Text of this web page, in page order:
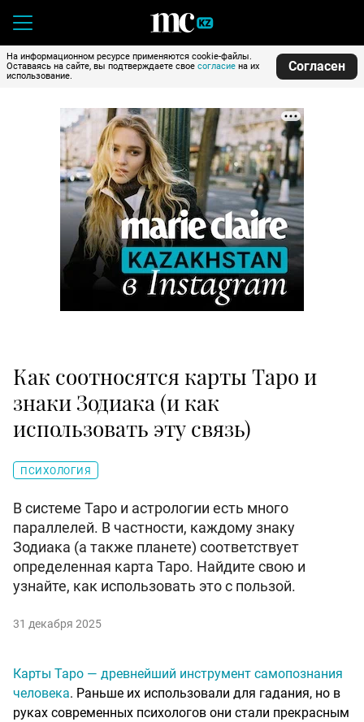
На информационном ресурсе применяются cookie-файлы.
Оставаясь на сайте, вы подтверждаете свое согласие на их
использование.
Согласен
Как соотносятся карты Таро и
знаки Зодиака (и как
использовать эту связь)
ПСИХОЛОГИЯ
В системе Таро и астрологии есть много
параллелей. В частности, каждому знаку
Зодиака (а также планете) соответствует
определенная карта Таро. Найдите свою и
узнайте, как использовать это с пользой.
31 декабря 2025
Карты Таро — древнейший инструмент самопознания
человека. Раньше их использовали для гадания, но в
руках современных психологов они стали прекрасным